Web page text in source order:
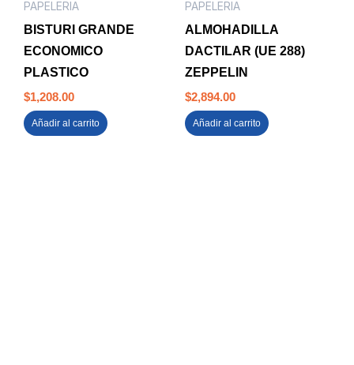
PAPELERIA
BISTURI GRANDE
ECONOMICO
PLASTICO
$1,208.00
Añadir al carrito
PAPELERIA
ALMOHADILLA
DACTILAR (UE 288)
ZEPPELIN
$2,894.00
Añadir al carrito